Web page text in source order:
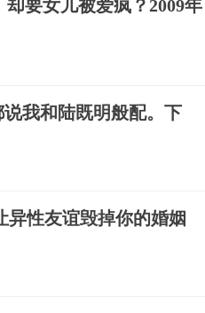
要女儿被爱疯？2009年
我和陆既明般配。下
异性友谊毁掉你的婚姻